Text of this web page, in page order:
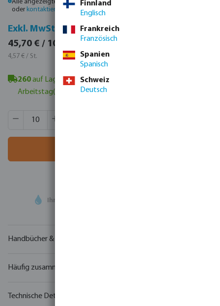
Alle angezeigten Preise sind Bruttopreise. Bitte
oderkontaktieren Sie den Vertrieb
Exkl. MwSt.
45,70 € / 10 St.
4,57 € / St.
Inkl. MwSt.
54,38 € / 10 St.
5,44 € / St.
260auf Lager in Veghel, NL- Mindestlieferzeit: 1-2
Arbeitstag(e)
Produkt Anzahl: Gib den gewünschten Wert ein oder
Ihr
Handbücher & Zeichnungen
Häufig zusammen gekauft
Technische Details
Finnland
Englisch
Frankreich
Französisch
Spanien
Spanisch
Schweiz
Deutsch